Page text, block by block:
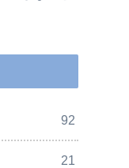
92
21